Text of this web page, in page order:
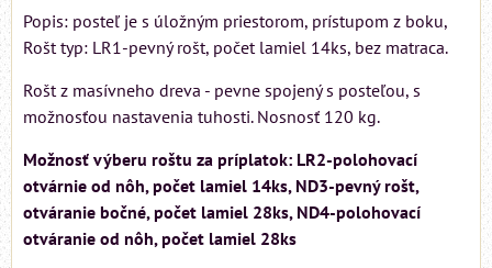
Popis: posteľ je s úložným priestorom, prístupom z boku,
Rošt typ: LR1-pevný rošt, počet lamiel 14ks, bez matraca.
Rošt z masívneho dreva - pevne spojený s posteľou, s
možnosťou nastavenia tuhosti. Nosnosť 120 kg.
Možnosť výberu roštu za príplatok: LR2-polohovací
otvárnie od nôh, počet lamiel 14ks, ND3-pevný rošt,
otváranie bočné, počet lamiel 28ks, ND4-polohovací
otváranie od nôh, počet lamiel 28ks